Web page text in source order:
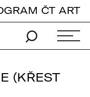
ČT ART
(KŘEST